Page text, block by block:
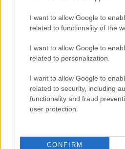
I want to allow Google to
related to functionality of the
I want to allow Google to
related to personalization.
I want to allow Google to
related to security, including
functionality and fraud
user protection.
CONFIRM
Η ΣΤΗΛΗ ΜΑΣ